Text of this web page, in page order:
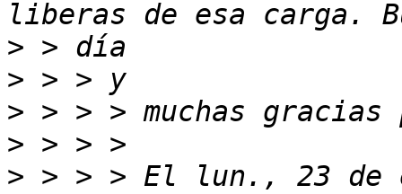
>
>
>
>
> > > > El lun., 23 de